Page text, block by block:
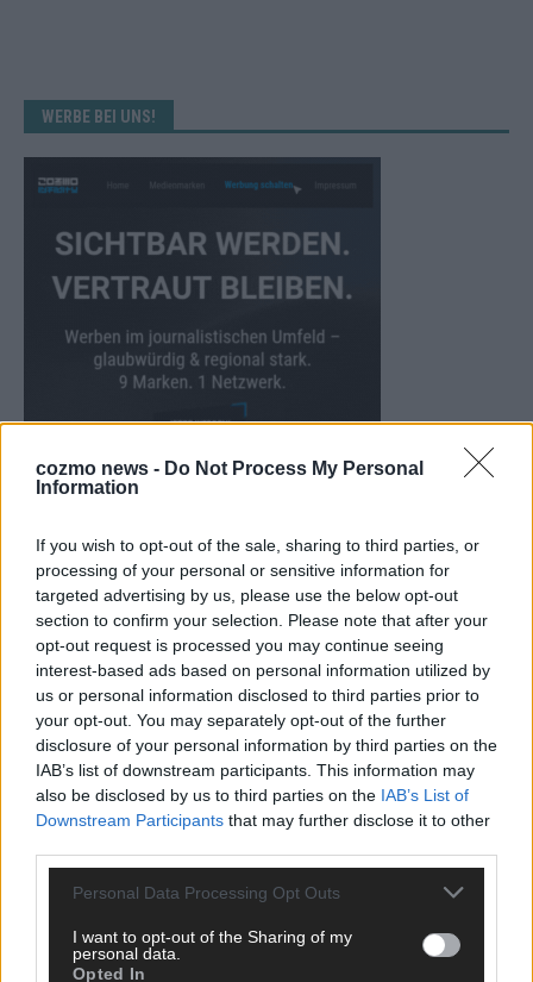
cozmo news - Do Not Process My Personal
Information
If you wish to opt-out of the sale, sharing to third parties, or
processing of your personal or sensitive information for
targeted advertising by us, please use the below opt-out
section to confirm your selection. Please note that after your
opt-out request is processed you may continue seeing
interest-based ads based on personal information utilized by
us or personal information disclosed to third parties prior to
your opt-out. You may separately opt-out of the further
disclosure of your personal information by third parties on the
IAB’s list of downstream participants. This information may
also be disclosed by us to third parties on the IAB’s List of
Downstream Participants that may further disclose it to other
Personal Data Processing Opt Outs
I want to opt-out of the Sharing of my
personal data.
Opted In
WERBE BEI UNS!
KEINE NEWS MEHR VERPASSEN